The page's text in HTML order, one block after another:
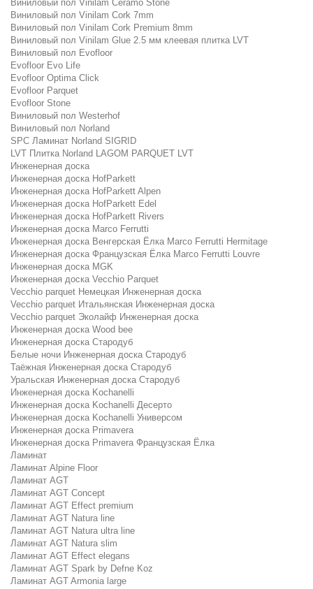
Виниловый пол Vinilam Ceramo Stone
Виниловый пол Vinilam Cork 7mm
Виниловый пол Vinilam Cork Premium 8mm
Виниловый пол Vinilam Glue 2.5 мм клеевая плитка LVT
Виниловый пол Evofloor
Evofloor Evo Life
Evofloor Optima Click
Evofloor Parquet
Evofloor Stone
Виниловый пол Westerhof
Виниловый пол Norland
SPC Ламинат Norland SIGRID
LVT Плитка Norland LAGOM PARQUET LVT
Инженерная доска
Инженерная доска HofParkett
Инженерная доска HofParkett Alpen
Инженерная доска HofParkett Edel
Инженерная доска HofParkett Rivers
Инженерная доска Marco Ferrutti
Инженерная доска Венгерская Ёлка Marco Ferrutti Hermitage
Инженерная доска Французская Ёлка Marco Ferrutti Louvre
Инженерная доска MGK
Инженерная доска Vecchio Parquet
Vecchio parquet Немецкая Инженерная доска
Vecchio parquet Итальянская Инженерная доска
Vecchio parquet Эколайф Инженерная доска
Инженерная доска Wood bee
Инженерная доска Стародуб
Белые ночи Инженерная доска Стародуб
Таёжная Инженерная доска Стародуб
Уральская Инженерная доска Стародуб
Инженерная доска Kochanelli
Инженерная доска Kochanelli Десерто
Инженерная доска Kochanelli Универсом
Инженерная доска Primavera
Инженерная доска Primavera Французская Ёлка
Ламинат
Ламинат Alpine Floor
Ламинат AGT
Ламинат AGT Concept
Ламинат AGT Effect premium
Ламинат AGT Natura line
Ламинат AGT Natura ultra line
Ламинат AGT Natura slim
Ламинат AGT Effect elegans
Ламинат AGT Spark by Defne Koz
Ламинат AGT Armonia large